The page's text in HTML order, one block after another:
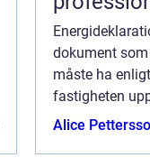
dokument
måste ha
fastigheten
Alice